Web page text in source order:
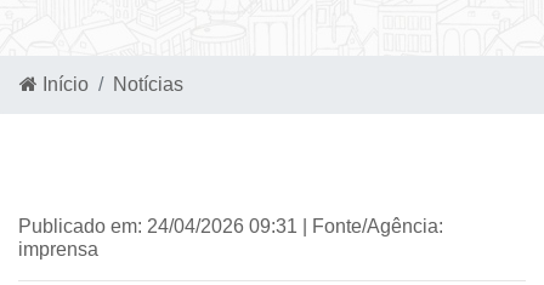
Início Notícias
Publicado em: 24/04/2026 09:31 | Fonte/Agência:
imprensa